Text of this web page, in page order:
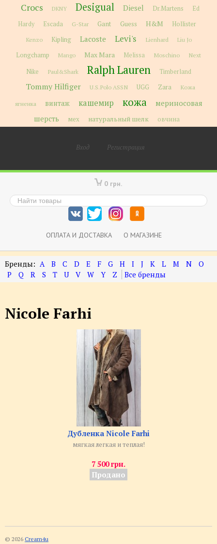
Crocs DKNY Desigual Diesel Dr.Martens
Ed
Hardy
Escada G-Star Gant Guess H&M Hollister
Kenzo Kipling Lacoste Levi's Lienhard Liu Jo
Longchamp Mango Max Mara Melissa Moschino
Next
Nike
Paul&Shark Ralph Lauren Timberland
Tommy Hilfiger U.S.Polo ASSN UGG Zara
Кожа
ягненка
винтаж кашемир кожа
мериносовая
шерсть
мех натуральный шелк овчина
Вход Регистрация
0 грн.
ОПЛАТА И ДОСТАВКА О МАГАЗИНЕ
A B C D E F G H I J K L M N
O
P
Q R S T U V W Y Z
Nicole Farhi
Дубленка Nicole Farhi
мягкая легкая и теплая!
7 500 грн.
Продано
© 2026 Cream4u